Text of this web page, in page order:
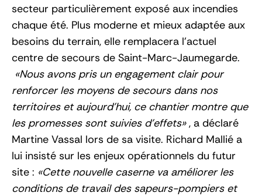
secteur particulièrement exposé aux incendies
chaque été. Plus moderne et mieux adaptée aux
besoins du terrain, elle remplacera l’actuel
centre de secours de Saint-Marc-Jaumegarde.
Nous avons pris un engagement clair pour
renforcer les moyens de secours dans nos
territoires et aujourd’hui, ce chantier montre que
les promesses sont suivies d’effets , a déclaré
Martine Vassal lors de sa visite. Richard Mallié a
lui insisté sur les enjeux opérationnels du futur
site : Cette nouvelle caserne va améliorer les
conditions de travail des sapeurs-pompiers et